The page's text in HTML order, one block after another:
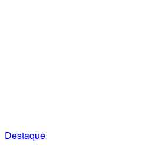
Destaque